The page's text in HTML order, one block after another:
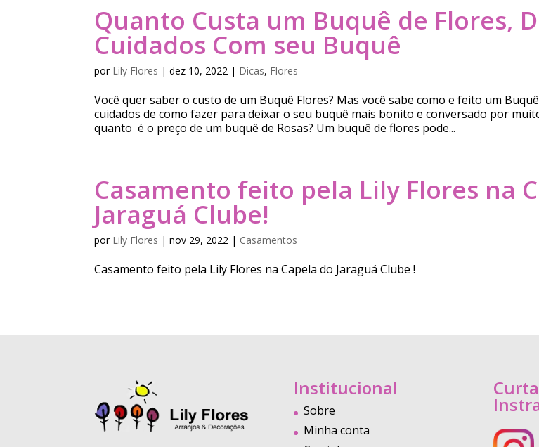
Quanto Custa um Buquê de Flores,
Cuidados Com seu Buquê
por Lily Flores |dez 10, 2022 | Dicas, Flores
Você quer saber o custo de um Buquê Flores? Mas você sabe como e feito um
cuidados de como fazer para deixar o seu buquê mais bonito e conversado por
quanto é o preço de um buquê de Rosas? Um buquê de flores pode...
Casamento feito pela Lily Flores na
Jaraguá Clube!
por Lily Flores |nov 29, 2022 | Casamentos
Casamento feito pela Lily Flores na Capela do Jaraguá Clube !
Institucional
Sobre
Minha conta